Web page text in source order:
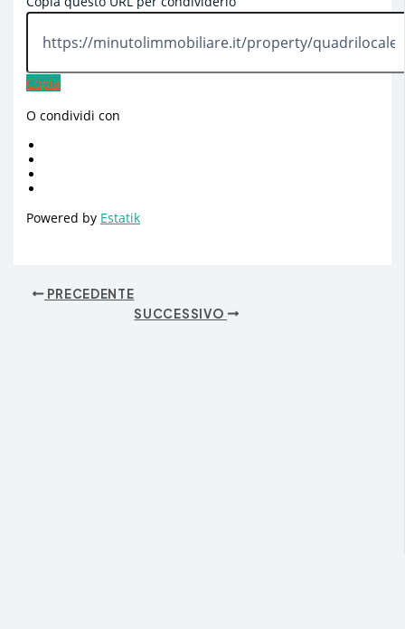
Copia
O condividi con
Powered by Estatik
PRECEDENTE
SUCCESSIVO